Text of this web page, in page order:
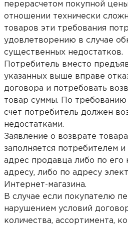
перерасчетом покупной
отношении технически
товаров эти требования
удовлетворению в случае
существенных недостатков.
Потребитель вместо
указанных выше вправе
договора и потребовать
товар суммы. По требованию
счет потребитель должен
недостатками.
Заявление о возврате
заполняется потребителем и
адрес продавца либо по его
адресу, либо по адресу
Интернет-магазина.
В случае если покупателю
нарушением условий
количества, ассортимента,